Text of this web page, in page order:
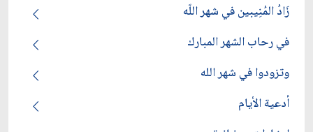
زَادُ المُنِيبين في شهر اللّه
في رحاب الشهر المبارك
وتزودوا في شهر الله
أدعية الأيام